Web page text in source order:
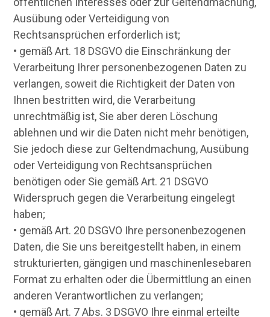
Ausübung oder Verteidigung von
Rechtsansprüchen erforderlich ist;
• gemäß Art. 18 DSGVO die Einschränkung der
Verarbeitung Ihrer personenbezogenen Daten zu
verlangen, soweit die Richtigkeit der Daten von
Ihnen bestritten wird, die Verarbeitung
unrechtmäßig ist, Sie aber deren Löschung
ablehnen und wir die Daten nicht mehr benötigen,
Sie jedoch diese zur Geltendmachung, Ausübung
oder Verteidigung von Rechtsansprüchen
benötigen oder Sie gemäß Art. 21 DSGVO
Widerspruch gegen die Verarbeitung eingelegt
haben;
• gemäß Art. 20 DSGVO Ihre personenbezogenen
Daten, die Sie uns bereitgestellt haben, in einem
strukturierten, gängigen und maschinenlesebaren
Format zu erhalten oder die Übermittlung an einen
anderen Verantwortlichen zu verlangen;
• gemäß Art. 7 Abs. 3 DSGVO Ihre einmal erteilte